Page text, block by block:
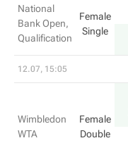
National
Bank Open,
Qualification
Female
Single
12.07, 15:05
Wimbledon
WTA
Female
Double